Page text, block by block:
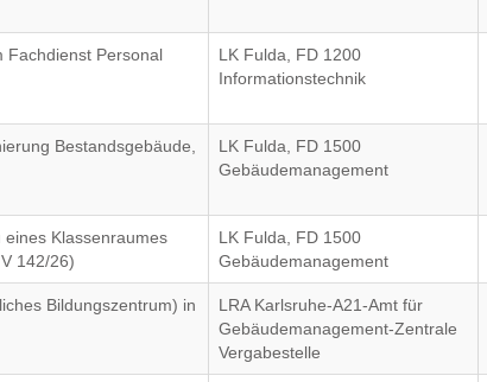
Fachdienst Personal
LK Fulda, FD 1200
Informationstechnik
Bestandsgebäude,
LK Fulda, FD 1500
Gebäudemanagement
Klassenraumes
142/26)
LK Fulda, FD 1500
Gebäudemanagement
Bildungszentrum) in
LRA Karlsruhe-A21-Amt für
Gebäudemanagement-Zentrale
Vergabestelle